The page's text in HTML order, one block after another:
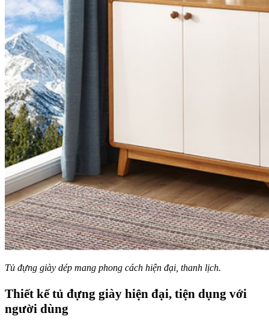
Tủ đựng giày dép mang phong cách hiện đại, thanh lịch.
Thiết kế tủ đựng giày hiện đại, tiện dụng với
người dùng